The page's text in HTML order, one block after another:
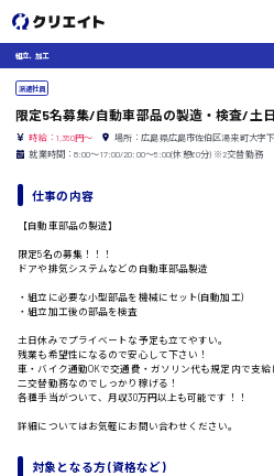
組立、加工
派遣社員
限定5名募集/自動車部品の製造・検査/土
時給：1,350円～
場所：広島県広島市佐伯区湯来町大字下
就業時間：8:00〜17:00/20:00〜5:00(休憩60分) ※2交替勤務
仕事の内容
【自動車部品の製造】
限定5名の募集！！！
ドアや排気システムなどの自動車部品製造
・組立に必要な小型部品を機械にセット(自動加工)
・組立加工後の部品を検査
土日休みでプライベートな予定も立てやすい。
残業も希望性になるので安心して下さい！
車・バイク通勤OKで交通費・ガソリン代も規定内で支給
二交替勤務なのでしっかり稼げる！
各種手当がついて、月収30万円以上も可能です！！
詳細についてはお気軽にお問い合わせください。
対象となる方 (資格など)